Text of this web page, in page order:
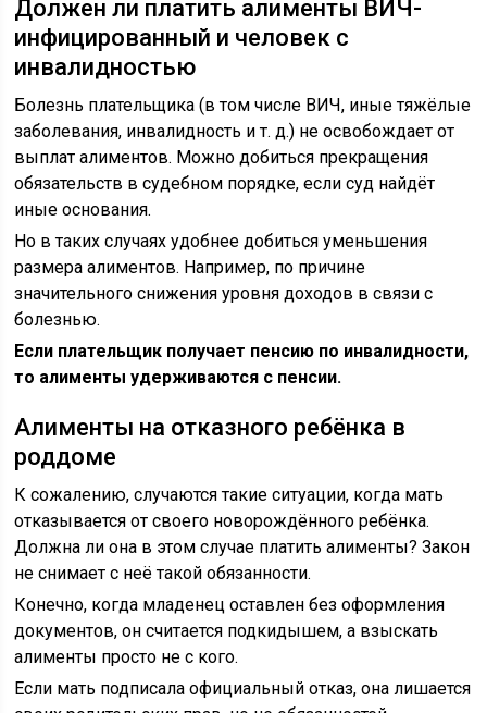
Должен ли платить алименты ВИЧ-
инфицированный и человек с
инвалидностью
Болезнь плательщика (в том числе ВИЧ, иные тяжёлые
заболевания, инвалидность и т. д.) не освобождает от
выплат алиментов. Можно добиться прекращения
обязательств в судебном порядке, если суд найдёт
иные основания.
Но в таких случаях удобнее добиться уменьшения
размера алиментов. Например, по причине
значительного снижения уровня доходов в связи с
болезнью.
Если плательщик получает пенсию по инвалидности,
то алименты удерживаются с пенсии.
Алименты на отказного ребёнка в
роддоме
К сожалению, случаются такие ситуации, когда мать
отказывается от своего новорождённого ребёнка.
Должна ли она в этом случае платить алименты? Закон
не снимает с неё такой обязанности.
Конечно, когда младенец оставлен без оформления
документов, он считается подкидышем, а взыскать
алименты просто не с кого.
Если мать подписала официальный отказ, она лишается